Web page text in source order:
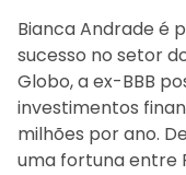
Bianca Andrade é
sucesso no setor
Globo, a ex-BBB
investimentos
milhões por ano.
uma fortuna entre